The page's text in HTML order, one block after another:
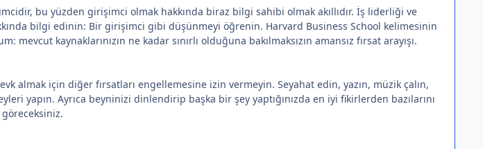
bu yüzden girişimci olmak hakkında biraz bilgi sahibi olmak akıllıdır. İş liderliği ve
bilgi edinin: Bir girişimci gibi düşünmeyi öğrenin. Harvard Business School kelimesinin
kaynaklarınızın ne kadar sınırlı olduğuna bakılmaksızın amansız fırsat arayışı.
almak için diğer fırsatları engellemesine izin vermeyin. Seyahat edin, yazın, müzik çalın,
yapın. Ayrıca beyninizi dinlendirip başka bir şey yaptığınızda en iyi fikirlerden bazılarını